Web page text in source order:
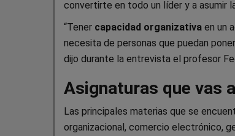
convertirte en todo un líder y a asumir
“Tener capacidad organizativa en un
necesita de personas que puedan
dijo durante la entrevista el profesor
Asignaturas que vas
Las principales materias que se
organizacional, comercio electrónico,